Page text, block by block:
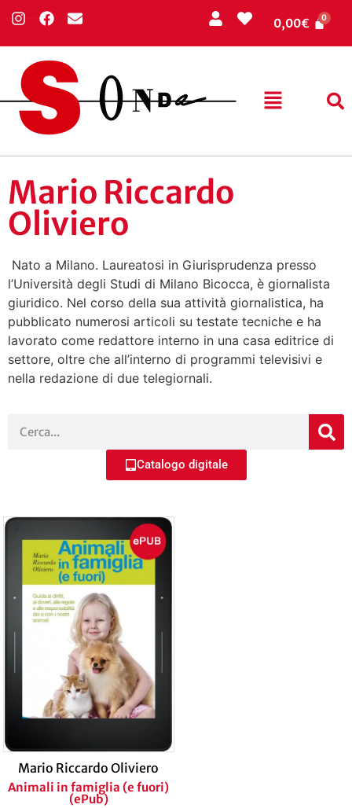
0,00€
Mario Riccardo
Oliviero
Nato a Milano. Laureatosi in Giurisprudenza presso
l’Università degli Studi di Milano Bicocca, è giornalista
giuridico. Nel corso della sua attività giornalistica, ha
pubblicato numerosi articoli su testate tecniche e ha
lavorato come redattore interno in una casa editrice di
settore, oltre che all’interno di programmi televisivi e
nella redazione di due telegiornali.
Catalogo digitale
Mario Riccardo Oliviero
Animali in famiglia (e fuori)
(ePub)